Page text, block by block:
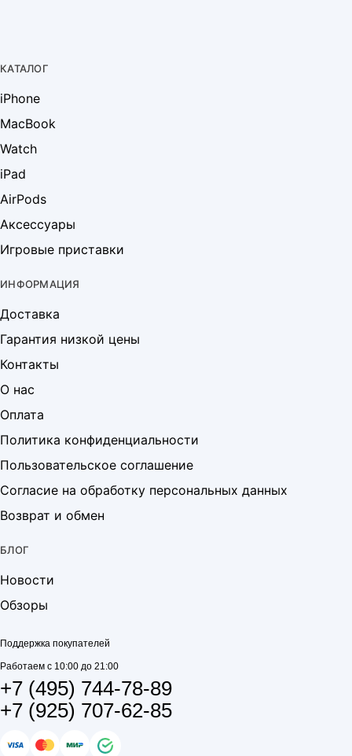
КАТАЛОГ
iPhone
MacBook
Watch
iPad
AirPods
Аксессуары
Игровые приставки
ИНФОРМАЦИЯ
Доставка
Гарантия низкой цены
Контакты
О нас
Оплата
Политика конфиденциальности
Пользовательское соглашение
Согласие на обработку персональных данных
Возврат и обмен
БЛОГ
Новости
Обзоры
Поддержка покупателей
Работаем с 10:00 до 21:00
+7 (495) 744-78-89
+7 (925) 707-62-85